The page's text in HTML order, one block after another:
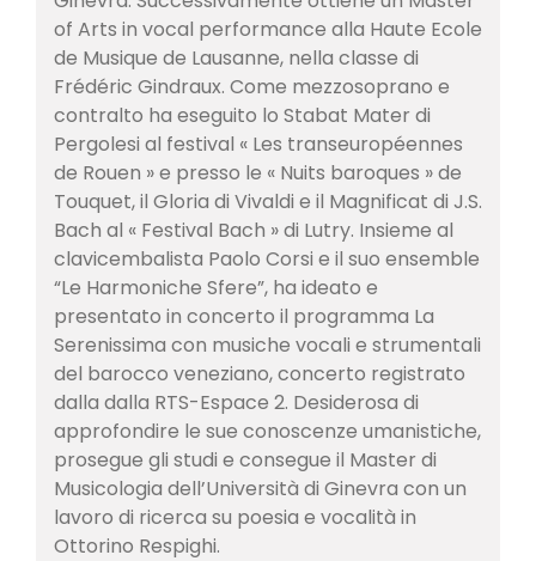
of Arts in vocal performance alla Haute Ecole
de Musique de Lausanne, nella classe di
Frédéric Gindraux. Come mezzosoprano e
contralto ha eseguito lo Stabat Mater di
Pergolesi al festival « Les transeuropéennes
de Rouen » e presso le « Nuits baroques » de
Touquet, il Gloria di Vivaldi e il Magnificat di J.S.
Bach al « Festival Bach » di Lutry. Insieme al
clavicembalista Paolo Corsi e il suo ensemble
“Le Harmoniche Sfere”, ha ideato e
presentato in concerto il programma La
Serenissima con musiche vocali e strumentali
del barocco veneziano, concerto registrato
dalla dalla RTS-Espace 2. Desiderosa di
approfondire le sue conoscenze umanistiche,
prosegue gli studi e consegue il Master di
Musicologia dell’Università di Ginevra con un
lavoro di ricerca su poesia e vocalità in
Ottorino Respighi.